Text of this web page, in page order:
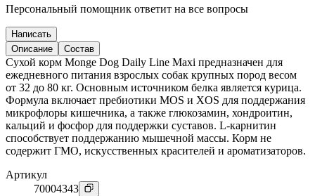
Персональный помощник ответит на все вопросы
Написать
Описание
Состав
Сухой корм Monge Dog Daily Line Maxi предназначен для
ежедневного питания взрослых собак крупных пород весом
от 32 до 80 кг. Основным источником белка является курица.
Формула включает пребиотики MOS и XOS для поддержания
микрофлоры кишечника, а также глюкозамин, хондроитин,
кальций и фосфор для поддержки суставов. L-карнитин
способствует поддержанию мышечной массы. Корм не
содержит ГМО, искусственных красителей и ароматизаторов.
Артикул
70004343